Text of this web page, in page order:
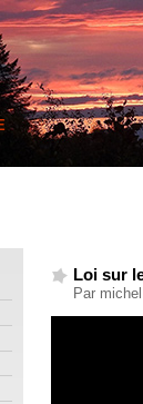
Loi sur
Par